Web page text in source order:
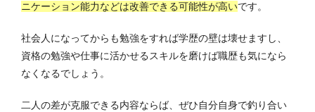
ニケーション能力などは改善できる可能性が高いです。
社会人になってからも勉強をすれば学歴の壁は壊せますし、
資格の勉強や仕事に活かせるスキルを磨けば職歴も気になら
なくなるでしょう。
二人の差が克服できる内容ならば、ぜひ自分自身で釣り合い